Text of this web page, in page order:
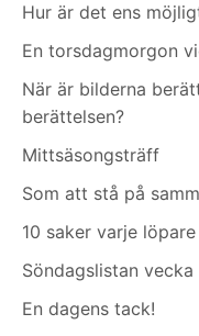
Hur är det ens
En torsdagmorgon
När är bilderna
berättelsen?
Mittsäsongsträff
Som att stå på
10 saker varje
Söndagslistan vecka
En dagens tack!